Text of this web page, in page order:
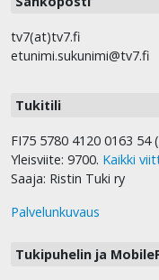
tv7(at)tv7.fi
etunimi.sukunimi@tv7.fi
Tukitili
FI75 5780 4120 0163 54
Yleisviite: 9700. Kaikki
Saaja: Ristin Tuki ry
Palvelunkuvaus
Tukipuhelin ja